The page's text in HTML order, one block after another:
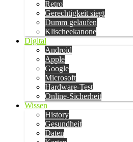
Retro
Gerechtigkeit siegt
Dumm gelaufen
Klischeekanone
Digital
Android
Apple
Google
Microsoft
Hardware-Test
Online-Sicherheit
Wissen
History
Gesundheit
Daten